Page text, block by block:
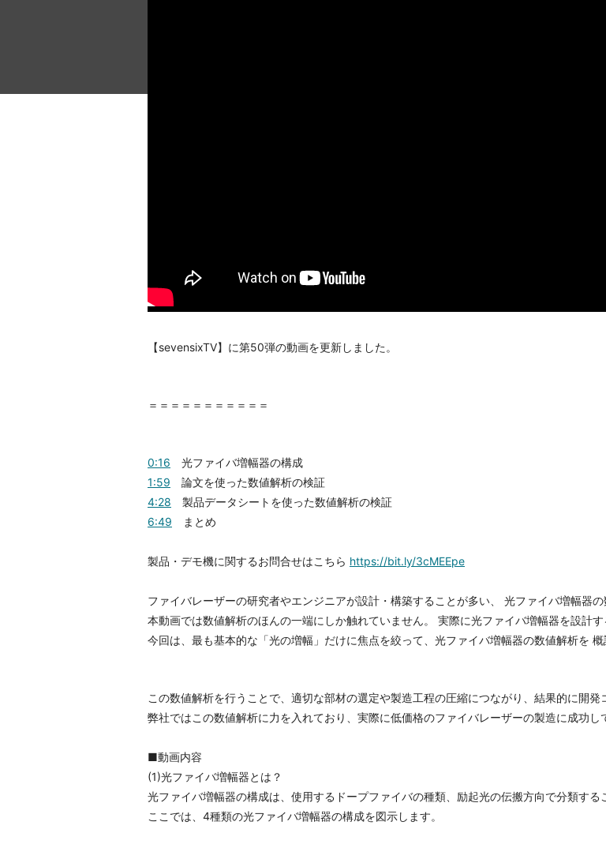
【sevensixTV】に第50弾の動画を更新しました。
＝＝＝＝＝＝＝＝＝＝＝
0:16 光ファイバ増幅器の構成
1:59 論文を使った数値解析の検証
4:28 製品データシートを使った数値解析の検証
6:49 まとめ
製品・デモ機に関するお問合せはこちら https://bit.ly/3cMEEpe
ファイバレーザーの研究者やエンジニアが設計・構築することが多い、 光ファイバ増幅器の
本動画では数値解析のほんの一端にしか触れていません。 実際に光ファイバ増幅器を設計
今回は、最も基本的な「光の増幅」だけに焦点を絞って、光ファイバ増幅器の数値解析を 概
この数値解析を行うことで、適切な部材の選定や製造工程の圧縮につながり、結果的に開発
弊社ではこの数値解析に力を入れており、実際に低価格のファイバレーザーの製造に成功し
■動画内容
(1)光ファイバ増幅器とは？
光ファイバ増幅器の構成は、使用するドープファイバの種類、励起光の伝搬方向で分類する
ここでは、4種類の光ファイバ増幅器の構成を図示します。